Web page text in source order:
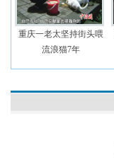
重庆一老太坚持街头喂
流浪猫7年